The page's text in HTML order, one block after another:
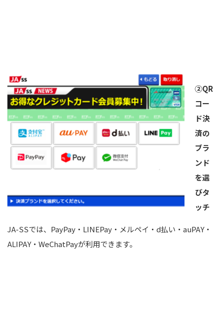
②QR
コー
ド決
済の
ブラ
ンド
を選
びタ
ッチ
JA-SSでは、PayPay・LINEPay・メルペイ・d払い・auPAY・
ALIPAY・WeChatPayが利用できます。